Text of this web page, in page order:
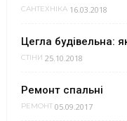
САНТЕХНІКА 16.03.2018
Цегла будівельна:
СТІНИ 25.10.2018
Ремонт спальні
РЕМОНТ 05.09.2017